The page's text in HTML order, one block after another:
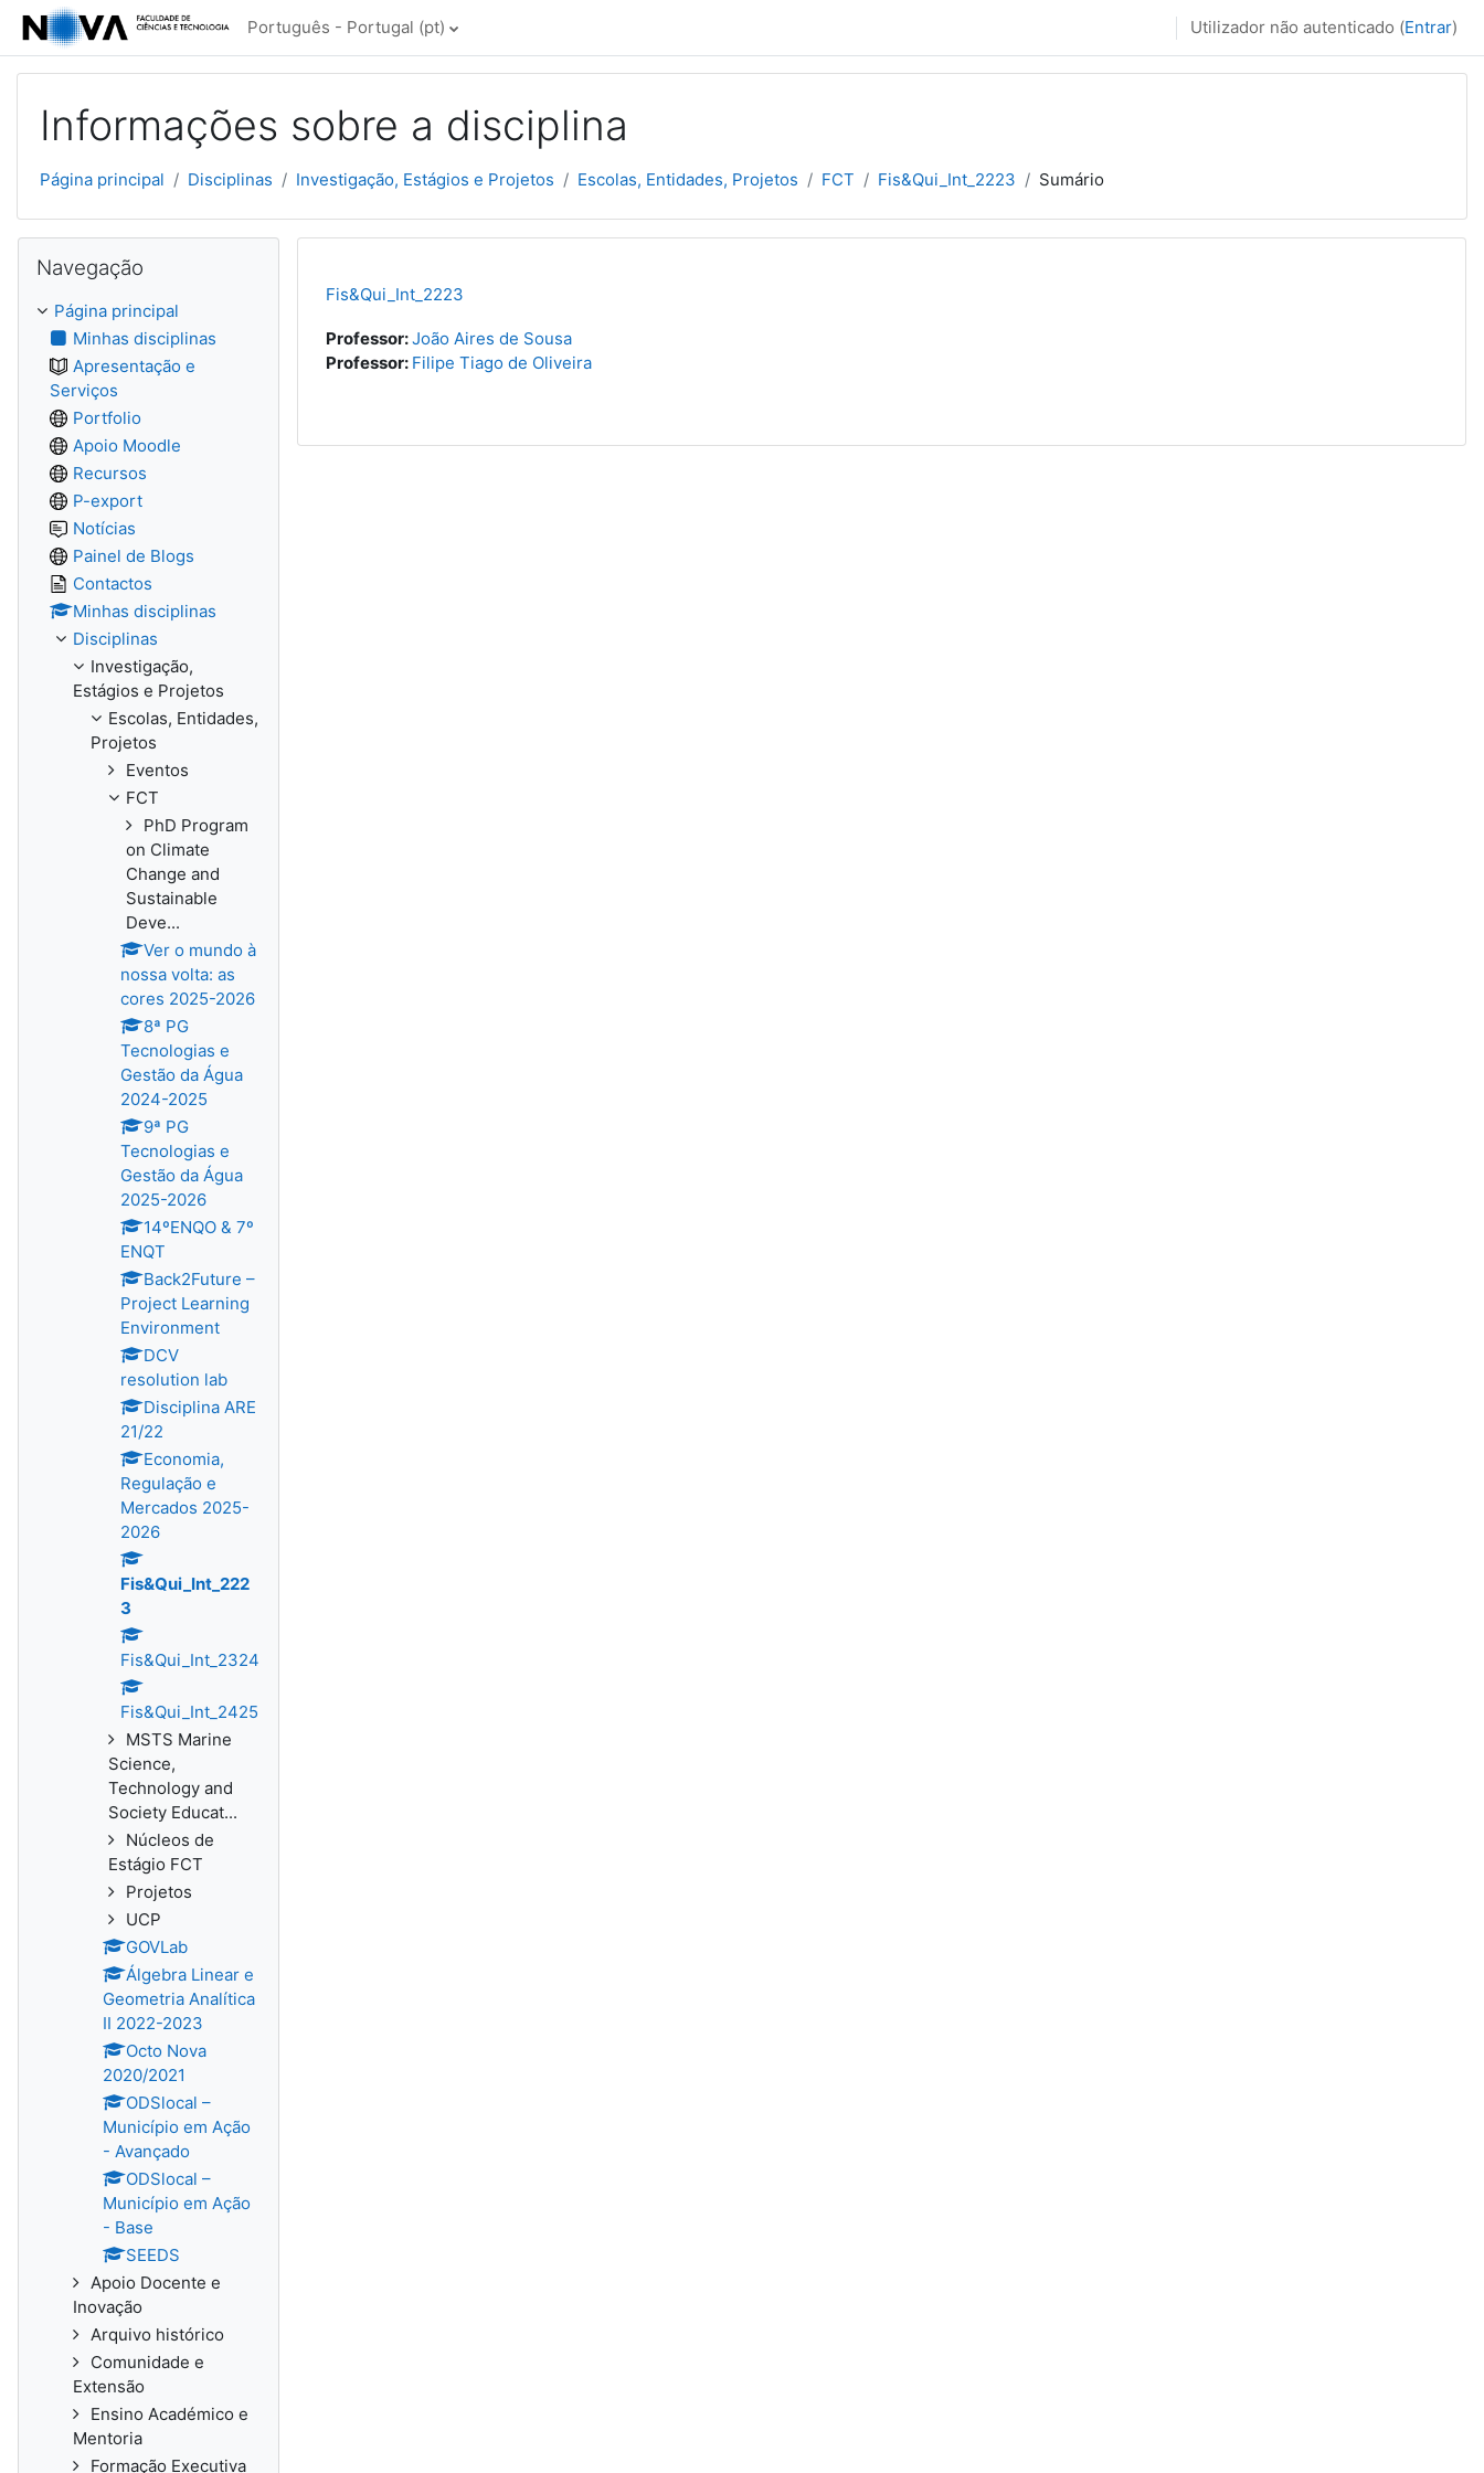
Ir para o conteúdo principal
Português - Portugal ‎(pt)‎ Utilizador não autenticado (Entrar)
Informações sobre a disciplina
Página principal Disciplinas Investigação, Estágios e Projetos Escolas, Entidades, Projetos FCT Fis&Qui_Int_2223 Sumário
Fis&Qui_Int_2223
Professor:João Aires de Sousa
Professor: Filipe Tiago de Oliveira
Navegação
Página principal
Minhas disciplinas
Apresentação e
Serviços
Portfolio
Apoio Moodle
Recursos
P-export
Notícias
Painel de Blogs
Contactos
Minhas disciplinas
Disciplinas
Investigação,
Estágios e Projetos
Escolas, Entidades,
Projetos
Eventos
FCT
PhD Program
on Climate
Change and
Sustainable
Deve...
Ver o mundo à
nossa volta: as
cores 2025-2026
8ª PG
Tecnologias e
Gestão da Água
2024-2025
9ª PG
Tecnologias e
Gestão da Água
2025-2026
14ºENQO & 7º
ENQT
Back2Future –
Project Learning
Environment
DCV
resolution lab
Disciplina ARE
21/22
Economia,
Regulação e
Mercados 2025-
2026
Fis&Qui_Int_222
3
Fis&Qui_Int_2324
Fis&Qui_Int_2425
MSTS Marine
Science,
Technology and
Society Educat...
Núcleos de
Estágio FCT
Projetos
UCP
GOVLab
Álgebra Linear e
Geometria Analítica
II 2022-2023
Octo Nova
2020/2021
ODSlocal –
Município em Ação
- Avançado
ODSlocal –
Município em Ação
- Base
SEEDS
Apoio Docente e
Inovação
Arquivo histórico
Comunidade e
Extensão
Ensino Académico e
Mentoria
Formação Executiva